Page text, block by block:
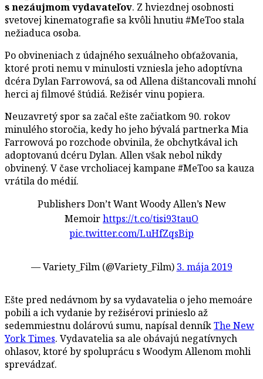
s nezáujmom vydavateľov. Z hviezdnej osobnosti
svetovej kinematografie sa kvôli hnutiu #MeToo stala
nežiaduca osoba.
Po obvineniach z údajného sexuálneho obťažovania,
ktoré proti nemu v minulosti vzniesla jeho adoptívna
dcéra Dylan Farrowová, sa od Allena dištancovali mnohí
herci aj filmové štúdiá. Režisér vinu popiera.
Neuzavretý spor sa začal ešte začiatkom 90. rokov
minulého storočia, kedy ho jeho bývalá partnerka Mia
Farrowová po rozchode obvinila, že obchytkával ich
adoptovanú dcéru Dylan. Allen však nebol nikdy
obvinený. V čase vrcholiacej kampane #MeToo sa kauza
vrátila do médií.
Publishers Don’t Want Woody Allen’s New
Memoirhttps://t.co/tisi93tauO
pic.twitter.com/LuHfZqsBip
— Variety_Film (@Variety_Film) 3. mája 2019
Ešte pred nedávnom by sa vydavatelia o jeho memoáre
pobili a ich vydanie by režisérovi prinieslo až
sedemmiestnu dolárovú sumu, napísal denníkThe New
York Times. Vydavatelia sa ale obávajú negatívnych
ohlasov, ktoré by spoluprácu s Woodym Allenom mohli
sprevádzať.